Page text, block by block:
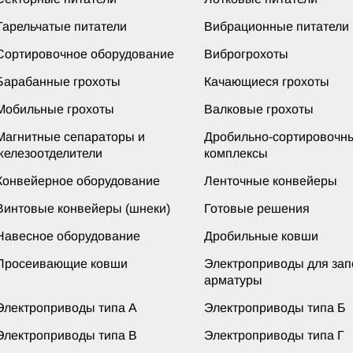
питатели Вибрационные питатели
оборудование Виброгрохоты
грохоты Качающиеся грохоты
грохоты Валковые грохоты
сепараторы и
Дробильно-
комплексы
оборудование Ленточные конвейеры
конвейеры (шнеки) Готовые решения
оборудование Дробильные ковши
ковши
Электроприводы для
арматуры
типа А Электроприводы типа Б
типа В Электроприводы типа Г